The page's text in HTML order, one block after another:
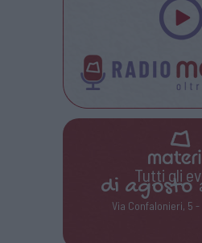
Tutti gli
di agosto
Via Confalonieri, 5